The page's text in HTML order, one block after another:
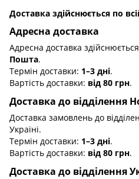
Доставка здійснюється по
Адресна доставка
Адресна доставка
Пошта.
Термін доставки: 1–3 дні.
Вартість доставки: від 80 грн.
Доставка до відділення
Доставка замовлень до
Україні.
Термін доставки: 1–3 дні.
Вартість доставки: від 80 грн.
Доставка до відділення